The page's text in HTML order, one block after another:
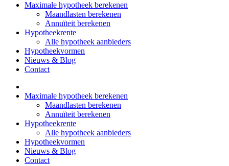
Maximale hypotheek berekenen
Maandlasten berekenen
Annuïteit berekenen
Hypotheekrente
Alle hypotheek aanbieders
Hypotheekvormen
Nieuws & Blog
Contact
Maximale hypotheek berekenen
Maandlasten berekenen
Annuïteit berekenen
Hypotheekrente
Alle hypotheek aanbieders
Hypotheekvormen
Nieuws & Blog
Contact